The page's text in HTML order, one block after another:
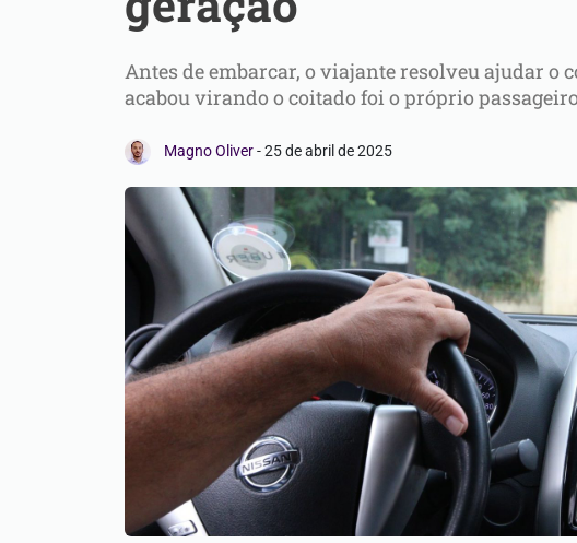
Antes de embarcar, o viajante resolveu ajudar o
acabou virando o coitado foi o próprio passageiro
Magno Oliver-25 de abril de 2025